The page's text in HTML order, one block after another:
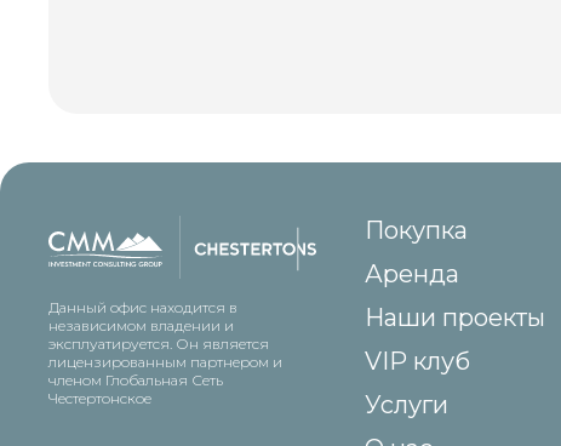
Данный офис находится в
независимом владении и
эксплуатируется. Он является
лицензированным партнером и
членом Глобальная Сеть
Честертонское
Покупка
Аренда
Наши проекты
VIP клуб
Услуги